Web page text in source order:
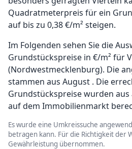
Quadratmeterpreis für ein
auf bis zu 0,38 €/m² steigen.
Im Folgenden sehen Sie die
Grundstückspreise in €/m² für
(Nordwestmecklenburg). Die
stammen aus August . Die
Grundstückspreise wurden
auf dem Immobilienmarkt
Es wurde eine Umkreissuche
betragen kann. Für die Richtigkeit der
Gewährleistung übernommen.